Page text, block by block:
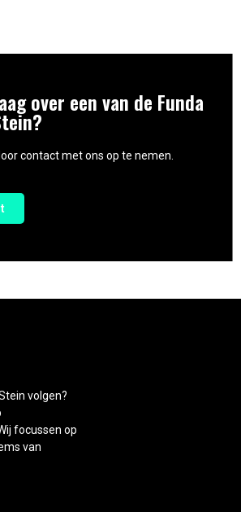
over een van de Funda
contact met ons op te nemen.
volgen?
focussen op
van